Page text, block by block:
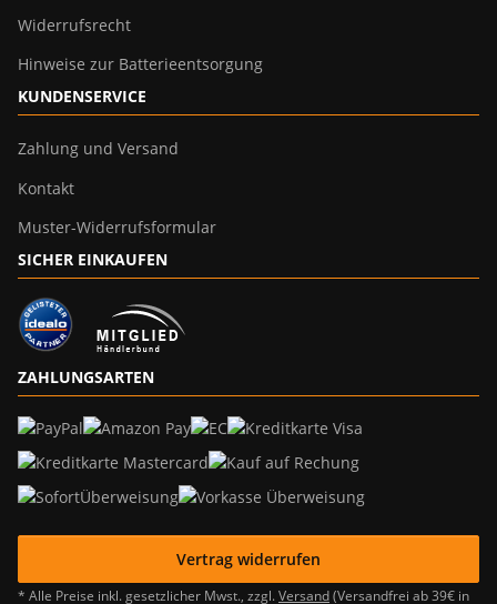
Widerrufsrecht
Hinweise zur Batterieentsorgung
KUNDENSERVICE
Zahlung und Versand
Kontakt
Muster-Widerrufsformular
SICHER EINKAUFEN
ZAHLUNGSARTEN
Vertrag widerrufen
* Alle Preise inkl. gesetzlicher Mwst., zzgl.Versand(Versandfrei ab 39€ in